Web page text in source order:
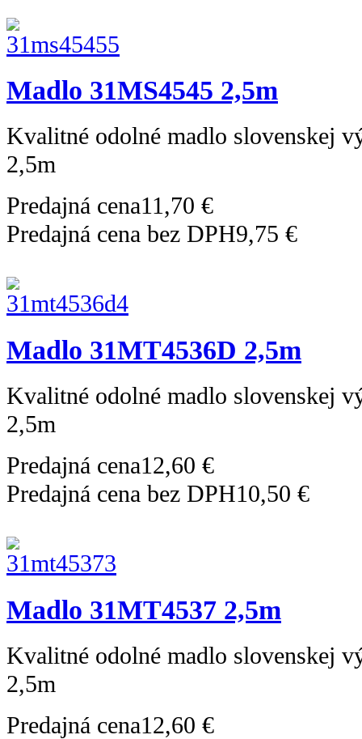
Madlo 31MS4545 2,5m
Kvalitné odolné madlo slovenskej
2,5m
Predajná cena11,70 €
Predajná cena bez DPH9,75 €
Madlo 31MT4536D 2,5m
Kvalitné odolné madlo slovenskej
2,5m
Predajná cena12,60 €
Predajná cena bez DPH10,50 €
Madlo 31MT4537 2,5m
Kvalitné odolné madlo slovenskej
2,5m
Predajná cena12,60 €